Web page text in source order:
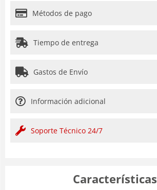
Métodos de pago
Tiempo de entrega
Gastos de Envío
Información adicional
Soporte Técnico 24/7
Características